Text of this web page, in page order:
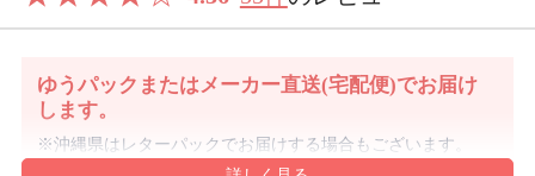
ゆうパックまたはメーカー直送(宅配便)でお届け
します。
沖縄県はレターパックでお届けする場合もございます。